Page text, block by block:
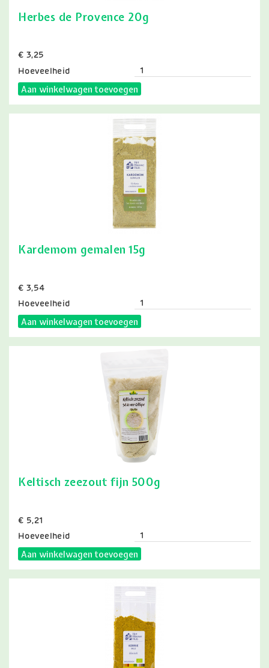
Herbes de Provence 20g
Prijs
€ 3,25
Hoeveelheid
Aan winkelwagen toevoegen
Kardemom gemalen 15g
Prijs
€ 3,54
Hoeveelheid
Aan winkelwagen toevoegen
Keltisch zeezout fijn 500g
Prijs
€ 5,21
Hoeveelheid
Aan winkelwagen toevoegen